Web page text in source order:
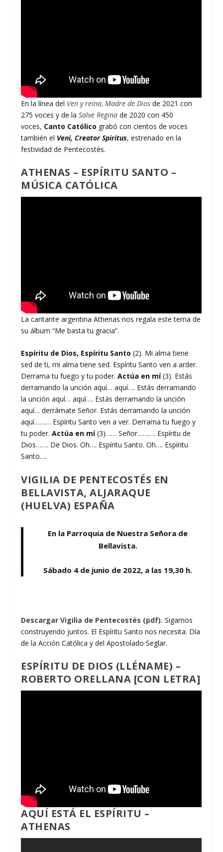
En la línea del Ven y reina, Madre de Dios de 2021 con
275 voces y de laSalve Regina de 2020 con 450
voces, Canto Católico grabó con cientos de voces
también el Veni, Creator Spiritus, estrenado en la
festividad de Pentecostés.
ATHENAS – ESPÍRITU SANTO –
MÚSICA CATÓLICA
La cantante argentina Athenas nos regala este tema de
su álbum “Me basta tu gracia”.
Espíritu de Dios, Espíritu Santo (2). Mi alma tiene
sed de ti, mi alma tiene sed. Espíritu Santo ven a arder.
Derrama tu fuego y tu poder. Actúa en mí(3). Estás
derramando la unción aquí… aquí…. Estás derramando
la unción aquí… aquí…. Estás derramando la unción
aquí… derrámate Señor. Estás derramando la unción
aquí……… Espíritu Santo ven a ver. Derrama tu fuego y
tu poder.Actúa en mí(3)…… Señor………. Espíritu de
Dios……. De Dios. Oh…. Espíritu Santo. Oh…. Espíritu
Santo….
VIGILIA DE PENTECOSTÉS EN
BELLAVISTA, ALJARAQUE
(HUELVA) ESPAÑA
En la Parroquia de Nuestra Señora de
Bellavista.
Sábado 4 de junio de 2022, a las 19,30 h.
Descargar Vigilia de Pentecostés (pdf). Sigamos
construyendo juntos. El Espíritu Santo nos necesita. Día
de la Acción Católica y del Apostolado Seglar.
ESPÍRITU DE DIOS (LLÉNAME) –
ROBERTO ORELLANA [CON LETRA]
AQUÍ ESTÁ EL ESPÍRITU –
ATHENAS